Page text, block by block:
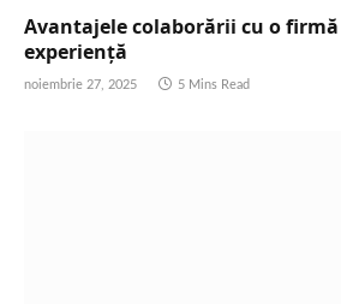
Avantajele colaborării cu o
experiență
noiembrie 27, 2025 5 Mins Read